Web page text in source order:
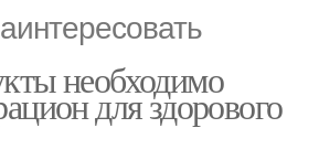
необходимо
для здорового